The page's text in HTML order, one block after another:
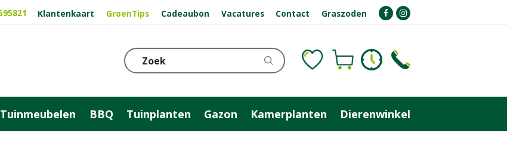
Klantenkaart GroenTips Cadeaubon Vacatures Contact Graszoden
Tuinmeubelen BBQ Tuinplanten Gazon Kamerplanten Dierenwinkel